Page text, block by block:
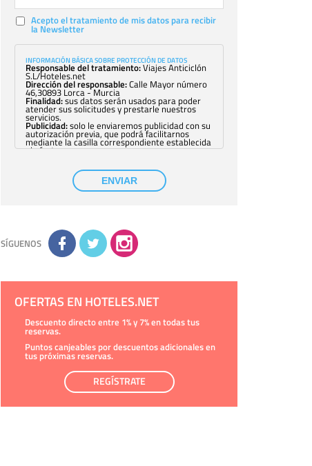
Acepto el tratamiento de mis datos para recibir
la Newsletter
INFORMACIÓN BÁSICA SOBRE PROTECCIÓN DE DATOS
Responsable del tratamiento:Viajes Anticiclón
S.L/Hoteles.net
Dirección del responsable:Calle Mayor número
46,30893 Lorca - Murcia
Finalidad:sus datos serán usados para poder
atender sus solicitudes y prestarle nuestros
servicios.
Publicidad:solo le enviaremos publicidad con su
autorización previa, que podrá facilitarnos
mediante la casilla correspondiente establecida
al efecto.
con su consentimiento previo, que podrá
facilitarnos mediante la casilla correspondiente
establecida al efecto.
Destinatarios:con carácter general, sólo el
Derechos:tiene derecho a saber qué
información tenemos sobre usted, corregirla y
eliminarla, tal y como se explica en la
información adicional disponible en nuestra
la información adicional y detallada sobre cómo
ENVIAR
SÍGUENOS
OFERTAS EN HOTELES.NET
Descuento directo entre 1% y 7% en todas tus
reservas.
Puntos canjeables por descuentos adicionales en
tus próximas reservas.
REGÍSTRATE